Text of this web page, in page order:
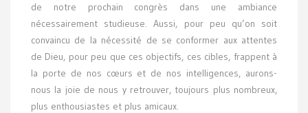
de notre prochain congrès dans une ambiance
nécessairement studieuse. Aussi, pour peu qu’on soit
convaincu de la nécessité de se conformer aux attentes
de Dieu, pour peu que ces objectifs, ces cibles, frappent à
la porte de nos cœurs et de nos intelligences, aurons-
nous la joie de nous y retrouver, toujours plus nombreux,
plus enthousiastes et plus amicaux.